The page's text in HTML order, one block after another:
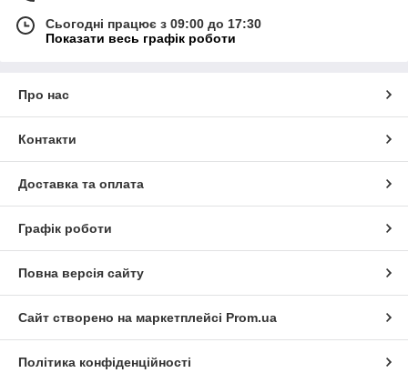
Сьогодні працює з 09:00 до 17:30
Показати весь графік роботи
Про нас
Контакти
Доставка та оплата
Графік роботи
Повна версія сайту
Сайт створено на маркетплейсі Prom.ua
Політика конфіденційності